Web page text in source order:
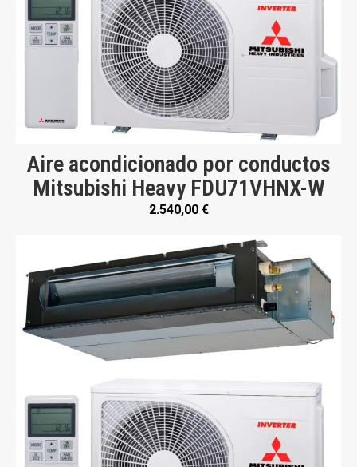
Aire acondicionado por conductos
Mitsubishi Heavy FDU71VHNX-W
2.540,00 €